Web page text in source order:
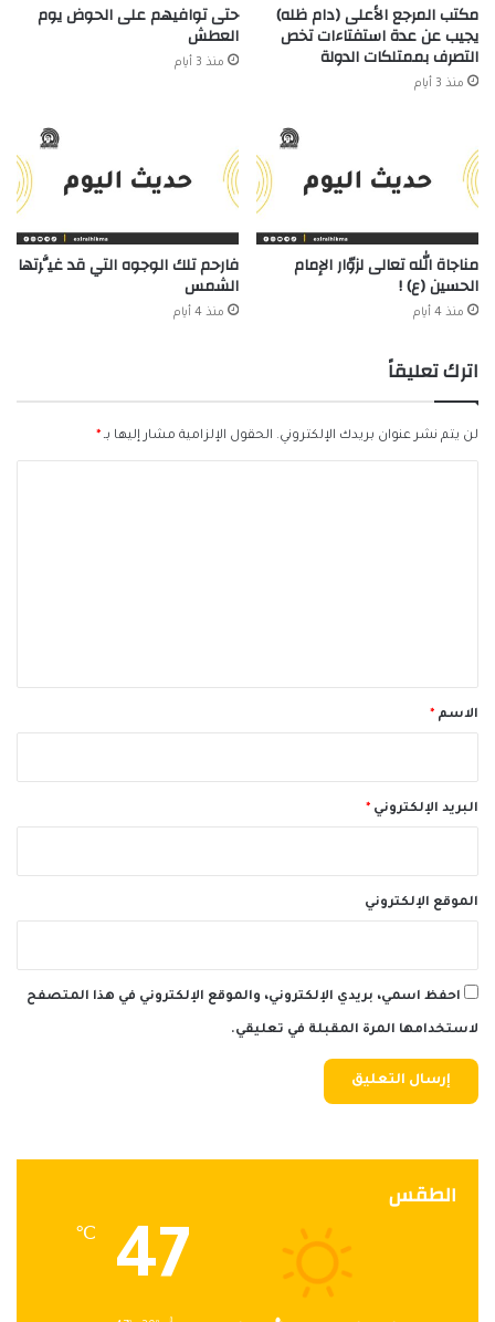
مكتب المرجع الأعلى (دام ظله)
يجيب عن عدة استفتاءات تخص
التصرف بممتلكات الدولة
منذ 3 أيام
حتى توافيهم على الحوض يوم
العطش
منذ 3 أيام
مناجاة الله تعالى لزوّار الإمام
الحسين (ع) !
منذ 4 أيام
فارحم تلك الوجوه التي قد غيَّرتها
الشمس
منذ 4 أيام
اترك تعليقاً
لن يتم نشر عنوان بريدك الإلكتروني. الحقول الإلزامية مشار إليها بـ *
*الاسم *
البريد الإلكتروني *
الموقع الإلكتروني
احفظ اسمي، بريدي الإلكتروني، والموقع الإلكتروني في هذا المتصفح
لاستخدامها المرة المقبلة في تعليقي.
الطقس
47
℃